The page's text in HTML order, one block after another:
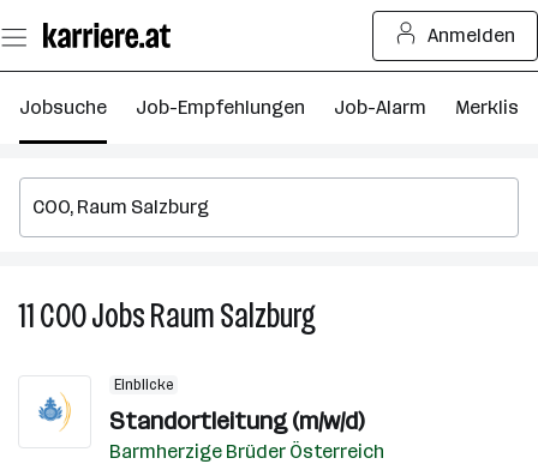
Seiteninhalt
springen
Anmelden
Jobsuche Job-Empfehlungen Job-Alarm Merkliste
11COOJobsRaum Salzburg11
COO
Raum
Salzburg
Einblicke
Standortleitung (m/w/d)
Barmherzige Brüder Österreich